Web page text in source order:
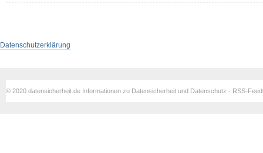
Datenschutzerklärung
© 2020 datensicherheit.de Informationen zu Datensicherheit und Datenschutz - RSS-